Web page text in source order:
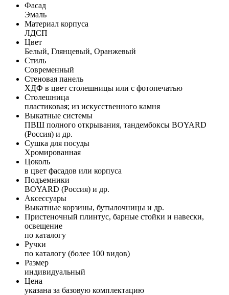
Фасад
Эмаль
Материал корпуса
ЛДСП
Цвет
Белый, Глянцевый, Оранжевый
Стиль
Современный
Стеновая панель
ХДФ в цвет столешницы или с фотопечатью
Столешница
пластиковая; из искусственного камня
Выкатные системы
ПВШ полного открывания, тандембоксы BOYARD
(Россия) и др.
Сушка для посуды
Хромированная
Цоколь
в цвет фасадов или корпуса
Подъемники
BOYARD (Россия) и др.
Аксессуары
Выкатные корзины, бутылочницы и др.
Пристеночный плинтус, барные стойки и навески,
освещение
по каталогу
Ручки
по каталогу (более 100 видов)
Размер
индивидуальный
Цена
указана за базовую комплектацию